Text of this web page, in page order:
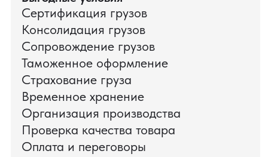
ПАО «Ростелеком» доверяет нам полный
цикл международных поставок — от
поиска и проверки поставщиков до
доставки оборудования.
Мы обеспечили полный цикл работ:
проверку продукции, логистику,
таможенное оформление и контроль
сроков. В результате все товары были
доставлены точно в срок и без
дополнительных рисков.
PRO TORG — проверенный партнёр по
международной логистике для ведущих
федеральных компаний.